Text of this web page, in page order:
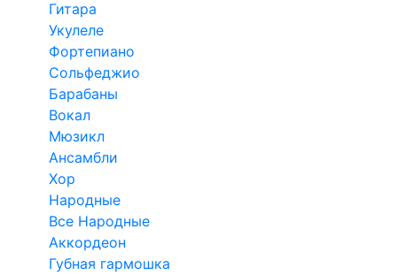
Гитара
Укулеле
Фортепиано
Сольфеджио
Барабаны
Вокал
Мюзикл
Ансамбли
Хор
Народные
Все Народные
Аккордеон
Губная гармошка